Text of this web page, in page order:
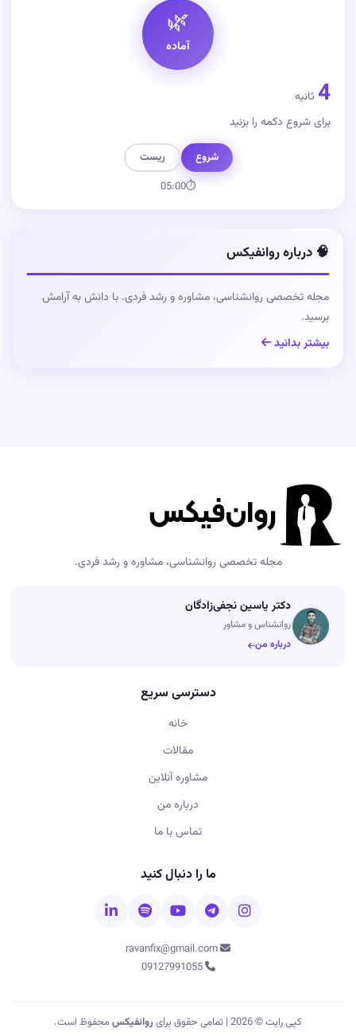
🌿
آماده
4 ثانیه
برای شروع دکمه را بزنید
شروع
ریست
⏱
05:00
🧠 درباره روانفیکس
مجله تخصصی روانشناسی، مشاوره و رشد فردی. با دانش به آرامش
برسید.
بیشتر بدانید
مجله تخصصی روانشناسی، مشاوره و رشد فردی.
دکتر یاسین نجفی‌زادگان
روانشناس و مشاور
درباره من
دسترسی سریع
خانه
مقالات
مشاوره آنلاین
درباره من
تماس با ما
ما را دنبال کنید
09127991055
کپی رایت © 2026 | تمامی حقوق برای روانفیکسمحفوظ است.